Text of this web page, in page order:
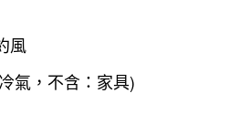
風
氣，不含：家具)